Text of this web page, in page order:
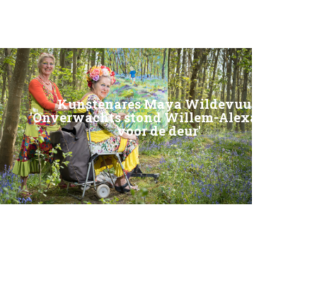
Kunstenares Maya Wildevuur:
'Onverwachts stond Willem-Alexander
voor de deur'